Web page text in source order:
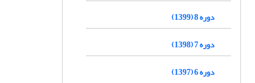
دوره 8 (1399)
دوره 7 (1398)
دوره 6 (1397)